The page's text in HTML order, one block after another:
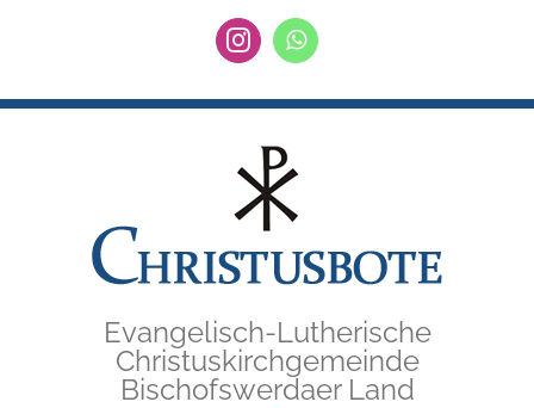
springen
InstagramWhatsApp
Evangelisch-Lutherische
Christuskirchgemeinde
Bischofswerdaer Land